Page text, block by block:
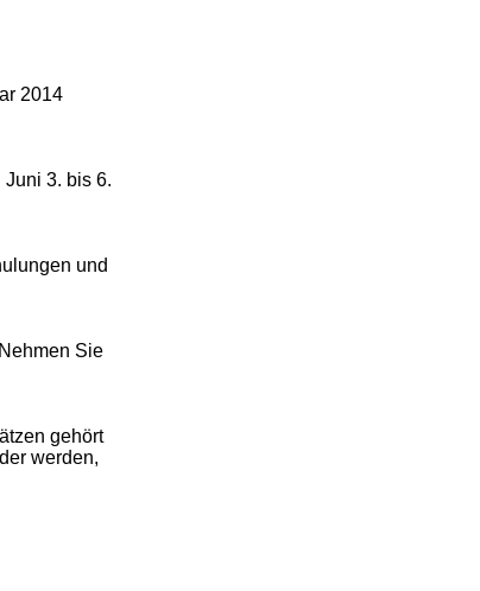
2014
3. bis 6.
und
Sie
gehört
werden,